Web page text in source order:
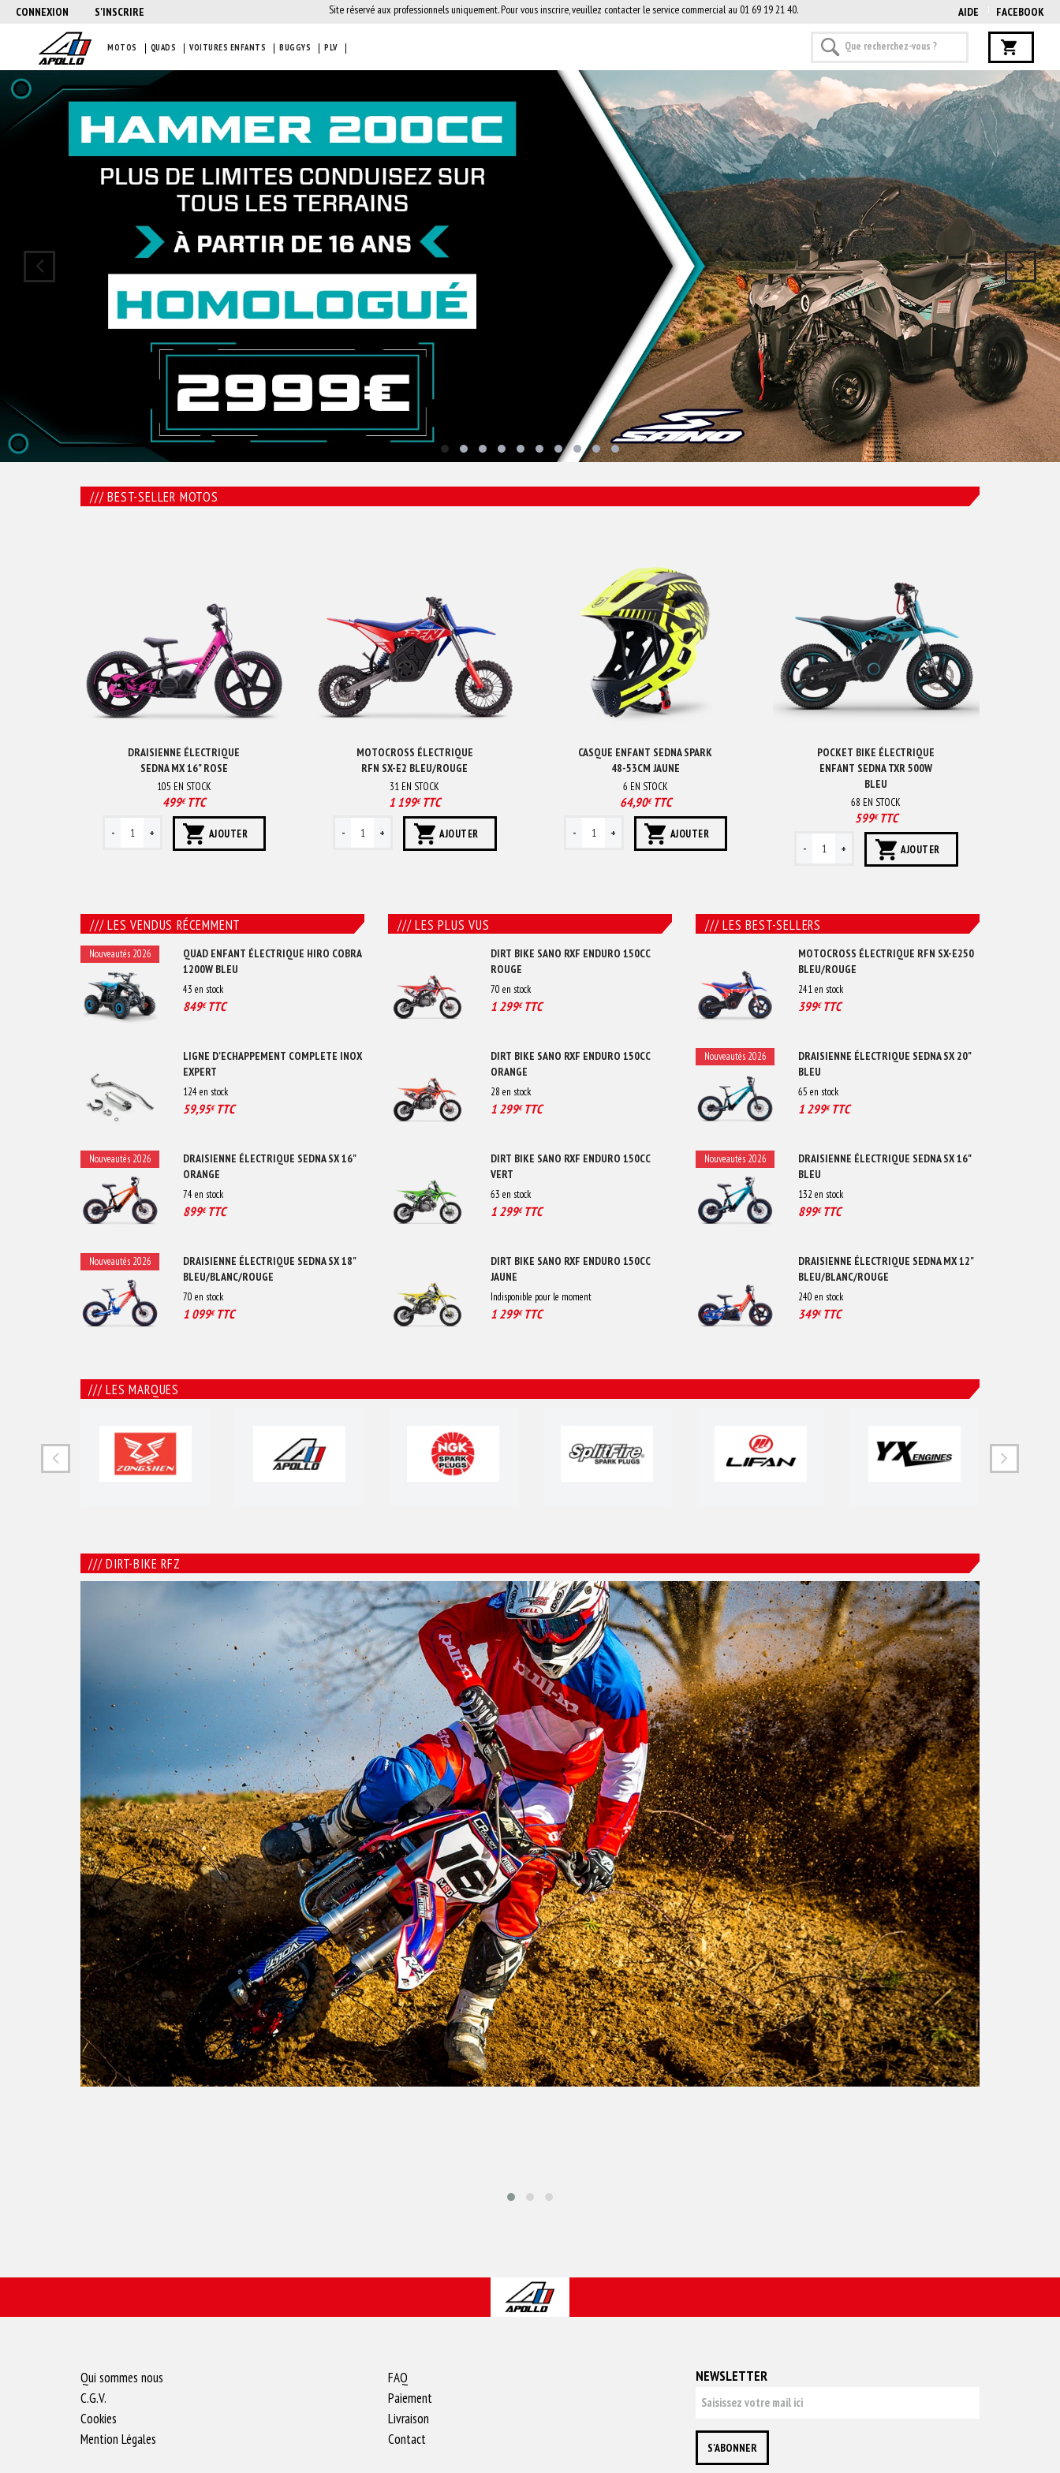
CONNEXION S'INSCRIRE AIDE FACEBOOK
Site réservé aux professionnels uniquement. Pour vous inscrire, veuillez contacter le service commercial au 01 69 19 21 40.
MOTOS QUADS VOITURES ENFANTS BUGGYS PLV
///BEST-SELLER MOTOS
DRAISIENNE ÉLECTRIQUE
SEDNA MX 16" ROSE
105 EN STOCK
499€TTC
AJOUTER
MOTOCROSS ÉLECTRIQUE
RFN SX-E2 BLEU/ROUGE
31 EN STOCK
1 199€TTC
AJOUTER
CASQUE ENFANT SEDNA SPARK
48-53CM JAUNE
6 EN STOCK
64,90€TTC
AJOUTER
POCKET BIKE ÉLECTRIQUE
ENFANT SEDNA TXR 500W
BLEU
68 EN STOCK
599€TTC
AJOUTER
/// LES VENDUS RÉCEMMENT
Nouveautés 2026
QUAD ENFANT ÉLECTRIQUE HIRO COBRA
1200W BLEU
43 en stock
849€TTC
LIGNE D'ECHAPPEMENT COMPLETE INOX
EXPERT
124en stock
59,95€TTC
Nouveautés 2026
DRAISIENNE ÉLECTRIQUE SEDNA SX 16"
ORANGE
74en stock
899€TTC
Nouveautés 2026
DRAISIENNE ÉLECTRIQUE SEDNA SX 18"
BLEU/BLANC/ROUGE
70 en stock
1 099€TTC
/// LES PLUS VUS
DIRT BIKE SANO RXF ENDURO 150CC
ROUGE
70 en stock
1 299€TTC
DIRT BIKE SANO RXF ENDURO 150CC
ORANGE
28 en stock
1 299€TTC
DIRT BIKE SANO RXF ENDURO 150CC
VERT
63 en stock
1 299€TTC
DIRT BIKE SANO RXF ENDURO 150CC
JAUNE
Indisponible pour le moment
1 299€TTC
/// LES BEST-SELLERS
MOTOCROSS ÉLECTRIQUE RFN SX-E250
BLEU/ROUGE
241en stock
399€TTC
Nouveautés 2026
DRAISIENNE ÉLECTRIQUE SEDNA SX 20"
BLEU
65 en stock
1 299€TTC
Nouveautés 2026
DRAISIENNE ÉLECTRIQUE SEDNA SX 16"
BLEU
132en stock
899€TTC
DRAISIENNE ÉLECTRIQUE SEDNA MX 12"
BLEU/BLANC/ROUGE
240 en stock
349€TTC
/// LES MARQUES
/// DIRT-BIKE RFZ
Qui sommes nous
C.G.V.
Cookies
Mention Légales
FAQ
Paiement
Livraison
Contact
NEWSLETTER
S'ABONNER